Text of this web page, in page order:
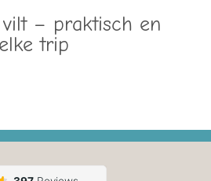
vilt – praktisch en
trip